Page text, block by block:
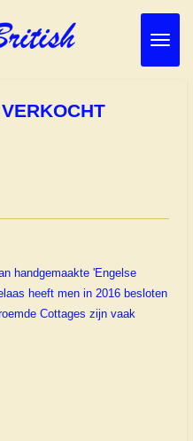
handgemaakte 'Engelse
heeft men in 2016 besloten
Cottages zijn vaak